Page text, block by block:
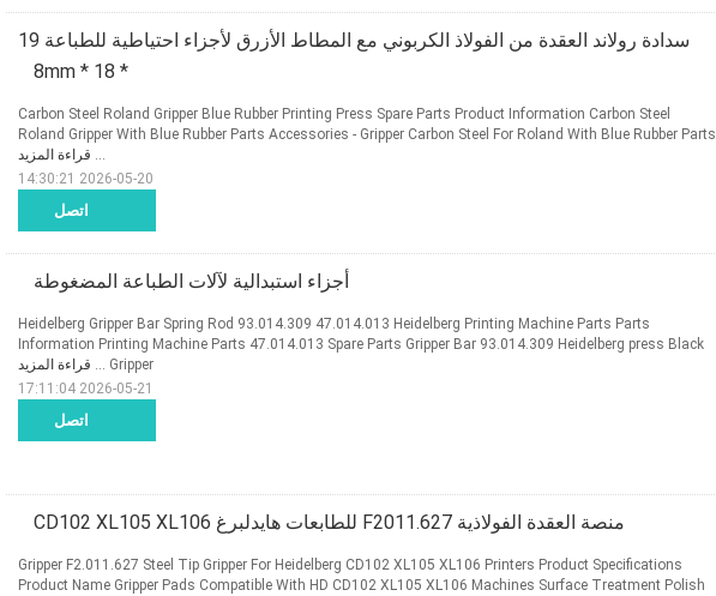
سدادة رولاند العقدة من الفولاذ الكربوني مع المطاط الأزرق لأجزاء احتياطية للطباعة 19
* 18 * 8mm
اتصل
Carbon Steel Roland Gripper Blue Rubber Printing Press Spare Parts Product Information Carbon Steel
Roland Gripper With Blue Rubber Parts Accessories - Gripper Carbon Steel For Roland With Blue Rubber Parts
... قراءة المزيد
2026-05-20 14:30:21
أجزاء استبدالية لآلات الطباعة المضغوطة
اتصل
Heidelberg Gripper Bar Spring Rod 93.014.309 47.014.013 Heidelberg Printing Machine Parts Parts
Information Printing Machine Parts 47.014.013 Spare Parts Gripper Bar 93.014.309 Heidelberg press Black
Gripper ...
قراءة المزيد
2026-05-21 17:11:04
منصة العقدة الفولاذية F2011.627 للطابعات هايدلبرغ CD102 XL105 XL106
Gripper F2.011.627 Steel Tip Gripper For Heidelberg CD102 XL105 XL106 Printers Product Specifications
Product Name Gripper Pads Compatible With HD CD102 XL105 XL106 Machines Surface Treatment Polish